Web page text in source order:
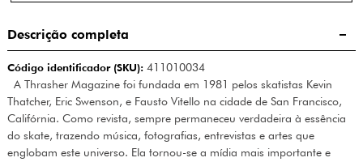
Descrição completa
Código identificador (SKU):411010034
A Thrasher Magazine foi fundada em 1981 pelos skatistas Kevin
Thatcher, Eric Swenson, e Fausto Vitello na cidade de San Francisco,
Califórnia. Como revista, sempre permaneceu verdadeira à essência
do skate, trazendo música, fotografias, entrevistas e artes que
englobam este universo. Ela tornou-se a mídia mais importante e